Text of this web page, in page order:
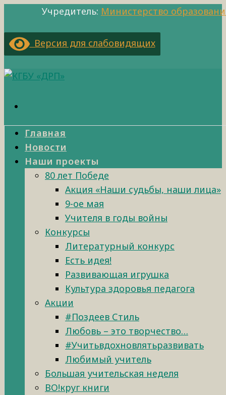
Учредитель: Министерство
Версия для слабовидящих
Главная
Новости
Наши проекты
80 лет Победе
Акция «Наши судьбы, наши лица»
9-ое мая
Учителя в годы войны
Конкурсы
Литературный конкурс
Есть идея!
Развивающая игрушка
Культура здоровья педагога
Акции
#Поздеев Стиль
Любовь – это творчество…
#Учитьвдохновлятьразвивать
Любимый учитель
Большая учительская неделя
ВО!круг книги